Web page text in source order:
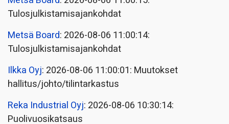
Tulosjulkistamisajankohdat
Metsä Board: 2026-08-06 11:00:14:
Tulosjulkistamisajankohdat
Ilkka Oyj: 2026-08-06 11:00:01: Muutokset
hallitus/johto/tilintarkastus
Reka Industrial Oyj: 2026-08-06 10:30:14:
Puolivuosikatsaus